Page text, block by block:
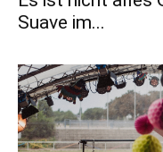
Suave im...